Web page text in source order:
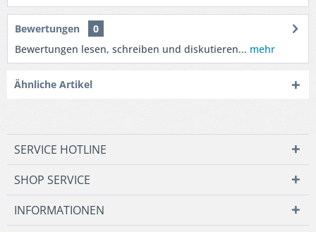
Bewertungen
0
Bewertungen lesen, schreiben und diskutieren... mehr
Ähnliche Artikel
SERVICE HOTLINE
SHOP SERVICE
INFORMATIONEN